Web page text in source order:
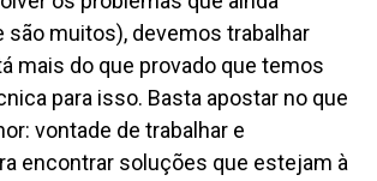
são muitos), devemos trabalhar
mais do que provado que temos
para isso. Basta apostar no que
vontade de trabalhar e
encontrar soluções que estejam à